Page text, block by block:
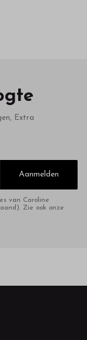
Extra
Aanmelden
van Caroline
Zie ook onze